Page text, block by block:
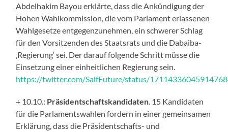
Abdelhakim Bayou erklärte, dass die Ankündigung der
Hohen Wahlkommission, die vom Parlament erlassenen
Wahlgesetze entgegenzunehmen, ein schwerer Schlag
für den Vorsitzenden des Staatsrats und die Dabaiba-
‚Regierung‘ sei. Der darauf folgende Schritt müsse die
Einsetzung einer einheitlichen Regierung sein.
https://twitter.com/SaifFuture/status/
+ 10.10.: Präsidentschaftskandidaten . 15 Kandidaten
für die Parlamentswahlen fordern in einer gemeinsamen
Erklärung, dass die Präsidentschafts- und